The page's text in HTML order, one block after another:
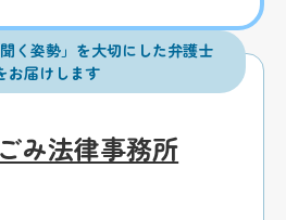
聞く姿勢」を大切にした弁護士
お届けします
み法律事務所